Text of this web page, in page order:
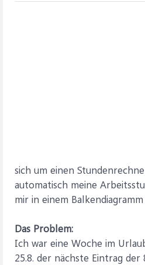
sich um einen
automatisch meine
mir in einem
Das Problem:
Ich war eine Woche im
25.8. der nächste Eintrag der